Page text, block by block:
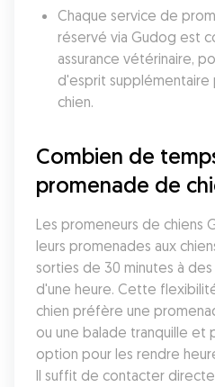
Chaque service de
réservé via Gudog est
assurance vétérinaire,
d'esprit
chien.
Combien de
promenade de
Les promeneurs de chiens
leurs promenades aux
sorties de 30 minutes à
d'une heure. Cette
chien préfère une
ou une balade tranquille et
option pour les rendre
Il suffit de contacter